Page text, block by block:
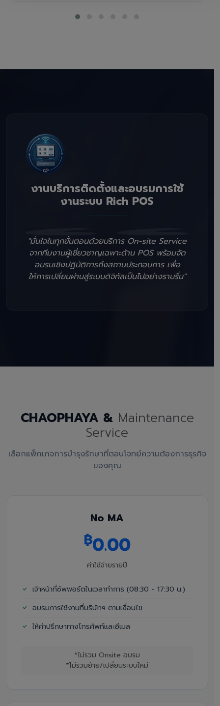
งานบริการติดตั้งและอบรมการใช้
งานระบบ Rich POS
"มั่นใจในทุกขั้นตอนด้วยบริการ On-site Service
จากทีมงานผู้เชี่ยวชาญเฉพาะด้าน POS พร้อมจัด
อบรมเชิงปฏิบัติการถึงสถานประกอบการ เพื่อ
ให้การเปลี่ยนผ่านสู่ระบบดิจิทัลเป็นไปอย่างราบรื่น"
CHAOPHAYA & Maintenance
Service
เลือกแพ็กเกจการบำรุงรักษาที่ตอบโจทย์ความต้องการธุรกิจ
ของคุณ
No MA
฿0.00
ค่าใช้จ่ายรายปี
เจ้าหน้าที่ซัพพอร์ตในเวลาทำการ (08:30 - 17:30 น.)
อบรมการใช้งานที่บริษัทฯ ตามเงื่อนไข
ให้คำปรึกษาทางโทรศัพท์และอีเมล
*ไม่รวม Onsite อบรม
*ไม่รวมย้าย/เปลี่ยนระบบใหม่